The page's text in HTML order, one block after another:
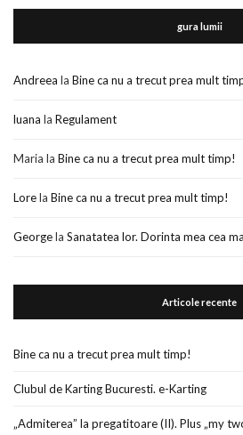
gura lumii
Andreea la Bine ca nu a trecut prea mult
luana la Regulament
Maria la Bine ca nu a trecut prea mult timp!
Lorela Bine ca nu a trecut prea mult timp!
Georgela Sanatatea lor. Dorinta mea cea
Articole recente
Bine ca nu a trecut prea mult timp!
Clubul de Karting Bucuresti. e-Karting
„Admiterea” la pregatitoare (II). Plus „my